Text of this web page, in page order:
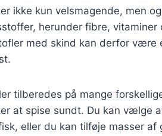
ikke kun velsmagende, men
herunder fibre, vitaminer
med skind kan derfor være
tilberedes på mange
at spise sundt. Du kan vælge
eller du kan tilføje masser af